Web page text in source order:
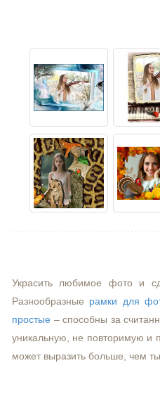
Украсить любимое фото и
Разнообразные рамки для
простые – способны за
уникальную, не повторимую и
может выразить больше, чем